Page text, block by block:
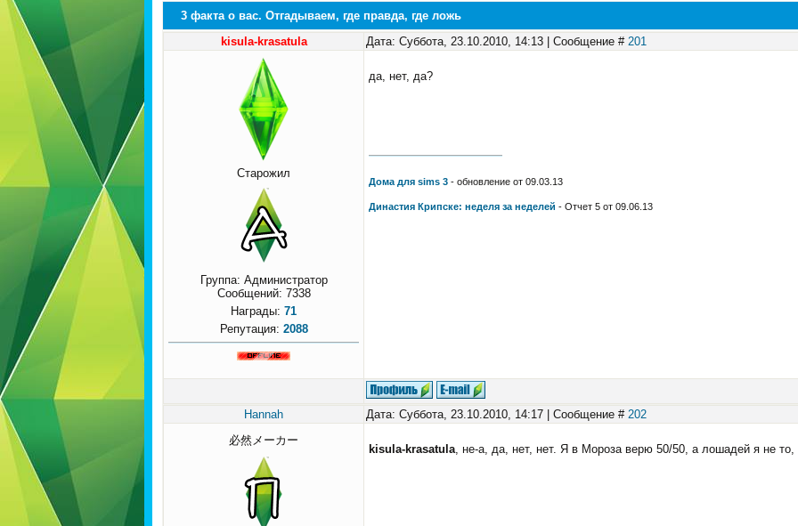
3 факта о вас. Отгадываем, где правда, где ложь
kisula-krasatula
Дата: Суббота, 23.10.2010, 14:13 | Сообщение # 201
Старожил
Группа: Администратор
Сообщений: 7338
Награды: 71
Репутация: 2088
да, нет, да?
Дома для sims 3 - обновление от 09.03.13
Династия Крипске: неделя за неделей - Отчет 5 от 09.06.13
Hannah Дата: Суббота, 23.10.2010, 14:17 | Сообщение # 202
必然メーカー
kisula-krasatula, не-а, да, нет, нет. Я в Мороза верю 50/50, а лошадей я не